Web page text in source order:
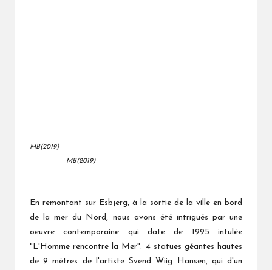
MB(2019)
MB(2019)
En remontant sur Esbjerg, à la sortie de la ville en bord
de la mer du Nord, nous avons été intrigués par une
oeuvre contemporaine qui date de 1995 intulée
"L'Homme rencontre la Mer". 4 statues géantes hautes
de 9 mètres de l'artiste Svend Wiig Hansen, qui d'un